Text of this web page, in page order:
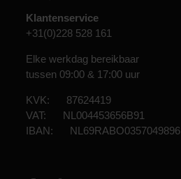
Klantenservice
+31(0)228 528 161
Elke werkdag bereikbaar
tussen 09:00 & 17:00 uur
KVK: 87624419
VAT: NL004453656B91
IBAN: NL69RABO0357049896